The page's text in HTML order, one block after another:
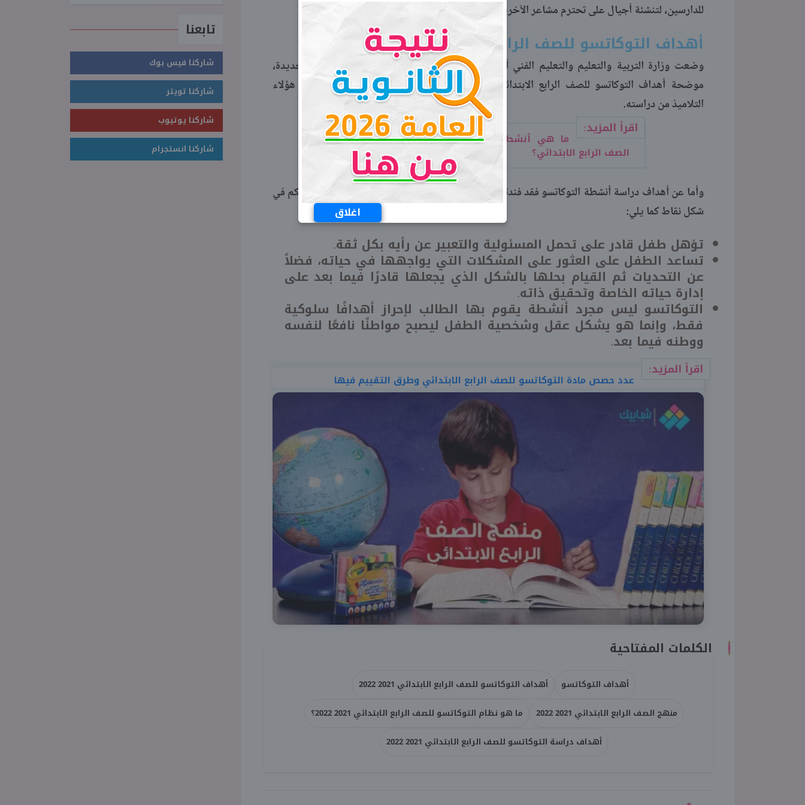
اغلاق
للدارسين، لتنشئة أجيال على تحترم مشاعر الآخرين وتلتزم بالقواعد والقوانين.
أهداف التوكاتسو للصف الرابع الابتدائي 2021- 2022
وضعت وزارة التربية والتعليم والتعليم الفني أمامها أهدافًا محددة لتطبيق المناهج الدراسية الجديدة،
موضحة أهداف التوكاتسو للصف الرابع الابتدائي 2021- 2022 والفائدة التي سوف تعود على هؤلاء
التلاميذ من دراسته.
اقرأ المزيد:
ما هي أنشطة التوكاتسو الحديثة في منهج
الصف الرابع الابتدائي؟
وأما عن أهداف دراسة أنشطة التوكاتسو فقد فندتها وزارة التربية والتعليم والتعليم الفني ونوضحها لكم في
شكل نقاط كما يلي:
تؤهل طفل قادر على تحمل المسئولية والتعبير عن رأيه بكل ثقة.
تساعد الطفل على العثور على المشكلات التي يواجهها في حياته، فضلاً
عن التحديات ثم القيام بحلها بالشكل الذي يجعلها قادرًا فيما بعد على
إدارة حياته الخاصة وتحقيق ذاته.
التوكاتسو ليس مجرد أنشطة يقوم بها الطالب لإحراز أهدافًا سلوكية
فقط، وإنما هو يشكل عقل وشخصية الطفل ليصبح مواطنًا نافعًا لنفسه
ووطنه فيما بعد.
اقرأ المزيد:
عدد حصص مادة التوكاتسو للصف الرابع الابتدائي وطرق التقييم فيها
الكلمات المفتاحية
أهداف التوكاتسو
أهداف التوكاتسو للصف الرابع الابتدائي 2021 2022
منهج الصف الرابع الابتدائي 2021 2022
ما هو نظام التوكاتسو للصف الرابع الابتدائي 2021 2022؟
أهداف دراسة التوكاتسو للصف الرابع الابتدائي 2021 2022
تابعنا
شاركنا فيس بوك
شاركنا تويتر
شاركنا يوتيوب
شاركنا انستجرام